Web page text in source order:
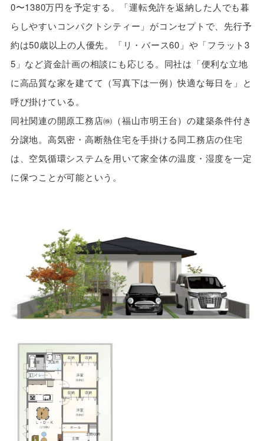
0〜1380万円を予定する。「運転免許を返納した人でも暮
らしやすいコンパクトシティー」がコンセプトで、先行予
約は50歳以上の人優先。「リ・バース60」や「フラット3
5」など資金計画の相談にも応じる。同社は「便利な立地
に高品質な家を建てて（写真下は一例）快適な毎日を」と
呼び掛けている。
同社関連の開原工務店㈱（福山市明王台）の建築条件付き
分譲地。高気密・高断熱住宅を手掛ける同工務店の住宅
は、空気循環システムを用いて家全体の温度・湿度を一定
に保つことが可能という。